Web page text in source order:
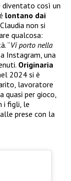
diventato così un
lontano dai
non si
qualcosa:
“Vi porto nella
Instagram, una
Originaria
2024 si è
lavoratore
quasi per gioco,
i figli, le
prese con la